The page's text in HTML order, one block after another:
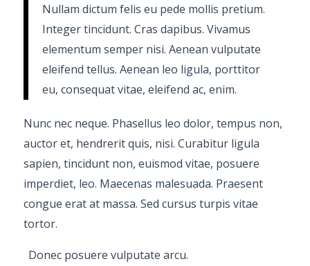
Nullam dictum felis eu pede mollis pretium.
Integer tincidunt. Cras dapibus. Vivamus
elementum semper nisi. Aenean vulputate
eleifend tellus. Aenean leo ligula, porttitor
eu, consequat vitae, eleifend ac, enim.
Nunc nec neque. Phasellus leo dolor, tempus non,
auctor et, hendrerit quis, nisi. Curabitur ligula
sapien, tincidunt non, euismod vitae, posuere
imperdiet, leo. Maecenas malesuada. Praesent
congue erat at massa. Sed cursus turpis vitae
tortor.
Donec posuere vulputate arcu.